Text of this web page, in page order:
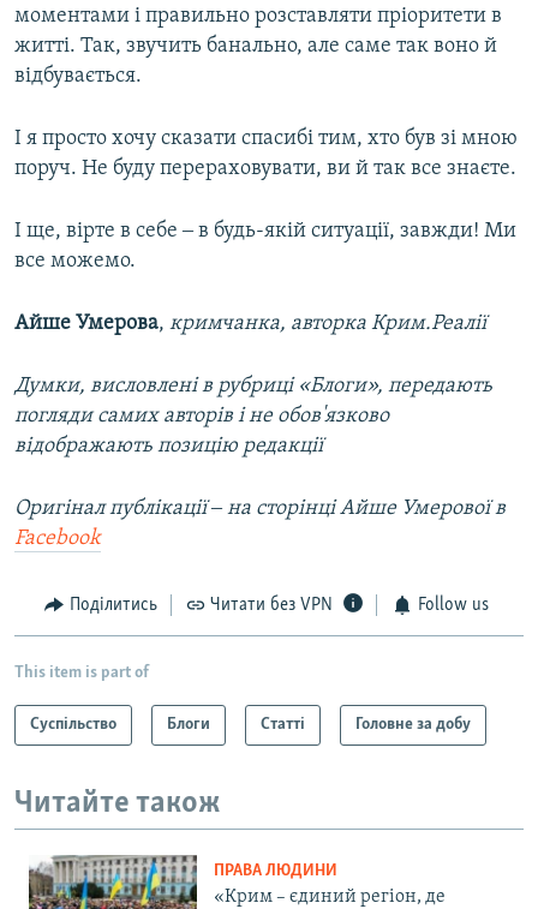
моментами і правильно розставляти пріоритети в
житті. Так, звучить банально, але саме так воно й
відбувається.
І я просто хочу сказати спасибі тим, хто був зі мною
поруч. Не буду перераховувати, ви й так все знаєте.
І ще, вірте в себе ‒ в будь-якій ситуації, завжди! Ми
все можемо.
Айше Умерова, кримчанка, авторка Крим.Реалії
Думки, висловлені в рубриці «Блоги», передають
погляди самих авторів і не обов'язково
відображають позицію редакції
Оригінал публікації ‒ на сторінці Айше Умерової в
Facebook
Поділитись Читати без VPN Follow us
This item is part of
Суспільство Блоги Статті Головне за добу
Читайте також
ПРАВА ЛЮДИНИ
«Крим – єдиний регіон, де